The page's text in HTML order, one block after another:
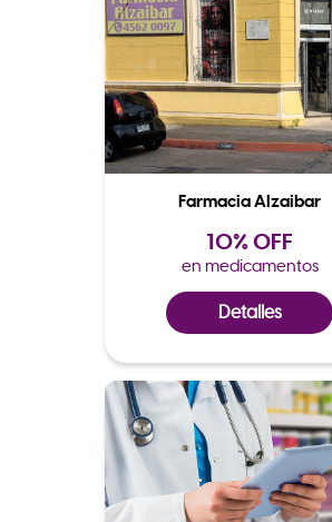
Farmacia Alzaibar
10% OFF
en medicamentos
Detalles